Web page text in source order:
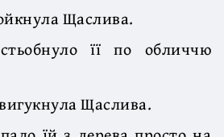
Щаслива.
її по обличчю
Щаслива.